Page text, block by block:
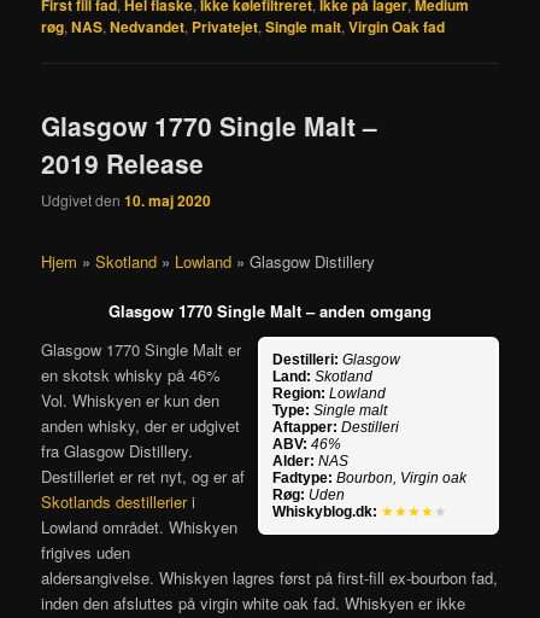
First fill fad Hel flaske Ikke kølefiltreret Ikke på lager Medium
røg,NAS,Nedvandet, Privatejet,Single malt,Virgin Oak fad
Glasgow 1770 Single Malt –
2019 Release
Udgivet den10. maj 2020
Hjem »Skotland » Lowland »Glasgow Distillery
Glasgow 1770 Single Malt – anden omgang
Destilleri: Glasgow
Land: Skotland
Region: Lowland
Type: Single malt
Aftapper: Destilleri
ABV: 46%
Alder: NAS
Fadtype: Bourbon, Virgin oak
Røg: Uden
Whiskyblog.dk: ★★★★ ★
Glasgow 1770 Single Malt er
en skotsk whisky på 46%
Vol. Whiskyen er kun den
anden whisky, der er udgivet
fra Glasgow Distillery.
Destilleriet er ret nyt, og er af
Skotlands destillerieri
Lowland området. Whiskyen
frigives uden
aldersangivelse. Whiskyen lagres først på first-fill ex-bourbon fad,
inden den afsluttes på virgin white oak fad. Whiskyen er ikke